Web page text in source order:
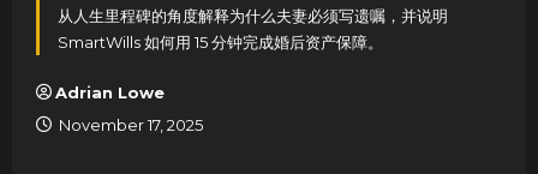
从人生里程碑的角度解释为什么夫妻必须写遗嘱，并说明
SmartWills 如何用 15 分钟完成婚后资产保障。
Adrian Lowe
November 17, 2025